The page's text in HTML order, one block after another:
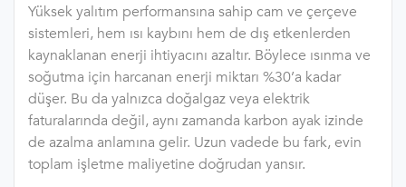
Yüksek yalıtım performansına sahip cam ve çerçeve
sistemleri, hem ısı kaybını hem de dış etkenlerden
kaynaklanan enerji ihtiyacını azaltır. Böylece ısınma ve
soğutma için harcanan enerji miktarı %30’a kadar
düşer. Bu da yalnızca doğalgaz veya elektrik
faturalarında değil, aynı zamanda karbon ayak izinde
de azalma anlamına gelir. Uzun vadede bu fark, evin
toplam işletme maliyetine doğrudan yansır.